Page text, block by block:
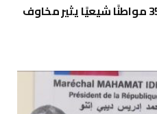
مركز أندلس: استمرار احتجاز 35 مواطنًا شيعيًا يثير مخاوف